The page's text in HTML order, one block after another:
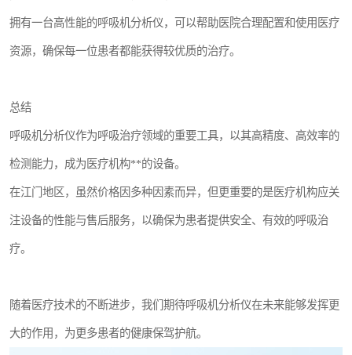
拥有一台高性能的呼吸机分析仪，可以帮助医院合理配置和使用医疗
资源，确保每一位患者都能获得较优质的治疗。
总结
呼吸机分析仪作为呼吸治疗领域的重要工具，以其高精度、高效率的
检测能力，成为医疗机构**的设备。
在江门地区，虽然价格因多种因素而异，但更重要的是医疗机构应关
注设备的性能与售后服务，以确保为患者提供安全、有效的呼吸治
疗。
随着医疗技术的不断进步，我们期待呼吸机分析仪在未来能够发挥更
大的作用，为更多患者的健康保驾护航。